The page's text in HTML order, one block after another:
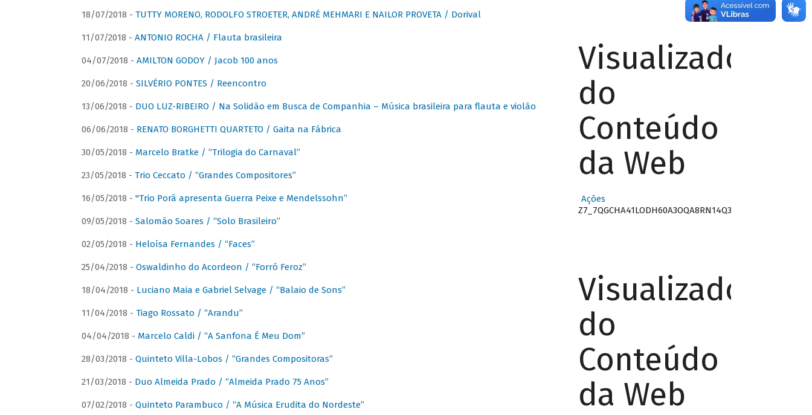
18/07/2018 - TUTTY MORENO, RODOLFO STROETER, ANDRÉ MEHMARI E NAILOR PROVETA / Dorival
11/07/2018 - ANTONIO ROCHA / Flauta brasileira
04/07/2018 - AMILTON GODOY / Jacob 100 anos
20/06/2018 - SILVÉRIO PONTES / Reencontro
13/06/2018 - DUO LUZ-RIBEIRO / Na Solidão em Busca de Companhia – Música brasileira para flauta e violão
06/06/2018 - RENATO BORGHETTI QUARTETO / Gaita na Fábrica
30/05/2018 - Marcelo Bratke / “Trilogia do Carnaval”
23/05/2018 - Trio Ceccato / “Grandes Compositores”
16/05/2018 - "Trio Porã apresenta Guerra Peixe e Mendelssohn”
09/05/2018 - Salomão Soares / “Solo Brasileiro”
02/05/2018 - Heloísa Fernandes / “Faces”
25/04/2018 - Oswaldinho do Acordeon / “Forró Feroz”
18/04/2018 - Luciano Maia e Gabriel Selvage / “Balaio de Sons”
11/04/2018 - Tiago Rossato / “Arandu”
04/04/2018 - Marcelo Caldi / “A Sanfona É Meu Dom”
28/03/2018 - Quinteto Villa-Lobos / “Grandes Compositoras”
21/03/2018 - Duo Almeida Prado / “Almeida Prado 75 Anos”
07/02/2018 - Quinteto Parambuco / “A Música Erudita do Nordeste”
Visualizador
do
Conteúdo
da Web
Ações
Z7_7QGCHA41LODH60A3OQA8RN14Q3
Visualizador
do
Conteúdo
da Web